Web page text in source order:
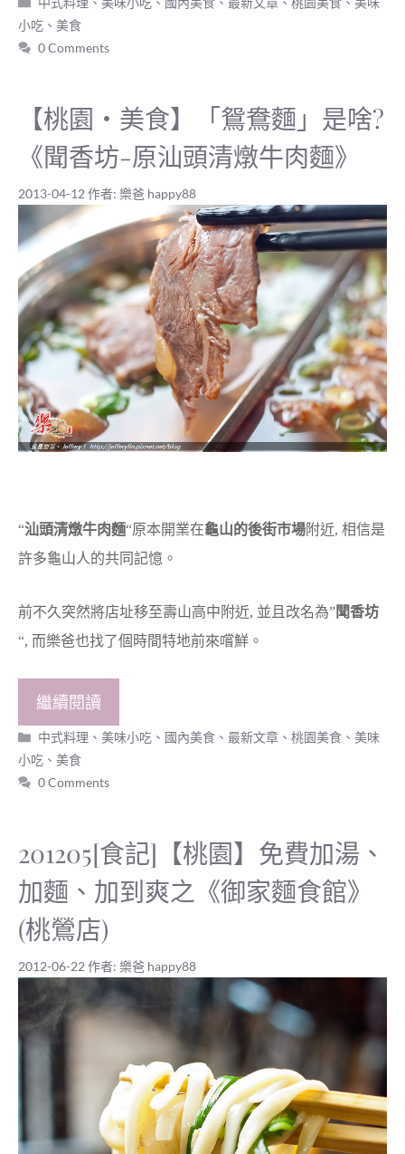
類
小吃 、 美食
0 Comments
【桃園‧美食】「鴛鴦麵」是啥?
《聞香坊-原汕頭清燉牛肉麵》
2013-04-12 作者: 樂爸 happy88
“汕頭清燉牛肉麵“原本開業在龜山的後街市場附近, 相信是
許多龜山人的共同記憶。
前不久突然將店址移至壽山高中附近, 並且改名為”聞香坊
“, 而樂爸也找了個時間特地前來嚐鮮。
繼續閱讀
分
類
中式料理、美味小吃 、 國內美食 、最新文章 、桃園美食 、美味
小吃 、 美食
0 Comments
201205[食記]【桃園】免費加湯、
加麵、加到爽之《御家麵食館》
(桃鶯店)
2012-06-22 作者: 樂爸 happy88